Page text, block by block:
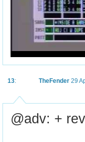
13: TheFender 29
@adv: +